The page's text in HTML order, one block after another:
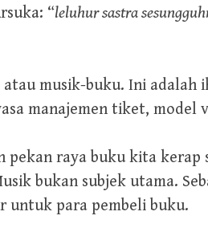
“leluhur sastra
musik-buku. Ini adalah
manajemen tiket, model
pekan raya buku kita kerap
bukan subjek utama.
untuk para pembeli buku.